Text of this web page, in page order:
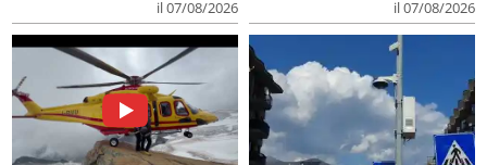
il 07/08/2026
il 07/08/2026